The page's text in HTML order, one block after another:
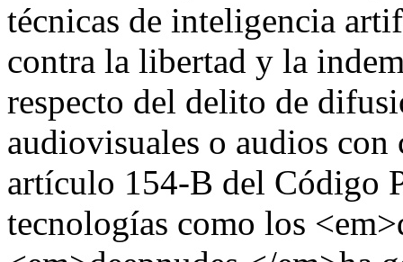
técnicas de inteligencia
contra la libertad y la
respecto del delito de
audiovisuales o audios
artículo 154-B del Código
tecnologías como los